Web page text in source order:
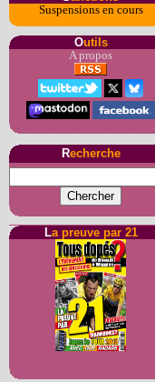
Suspensions en cours
Outils
A propos
Recherche
La preuve par 21